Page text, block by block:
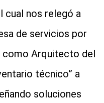
cual nos relegó a
de servicios por
como Arquitecto del
técnico” a
soluciones